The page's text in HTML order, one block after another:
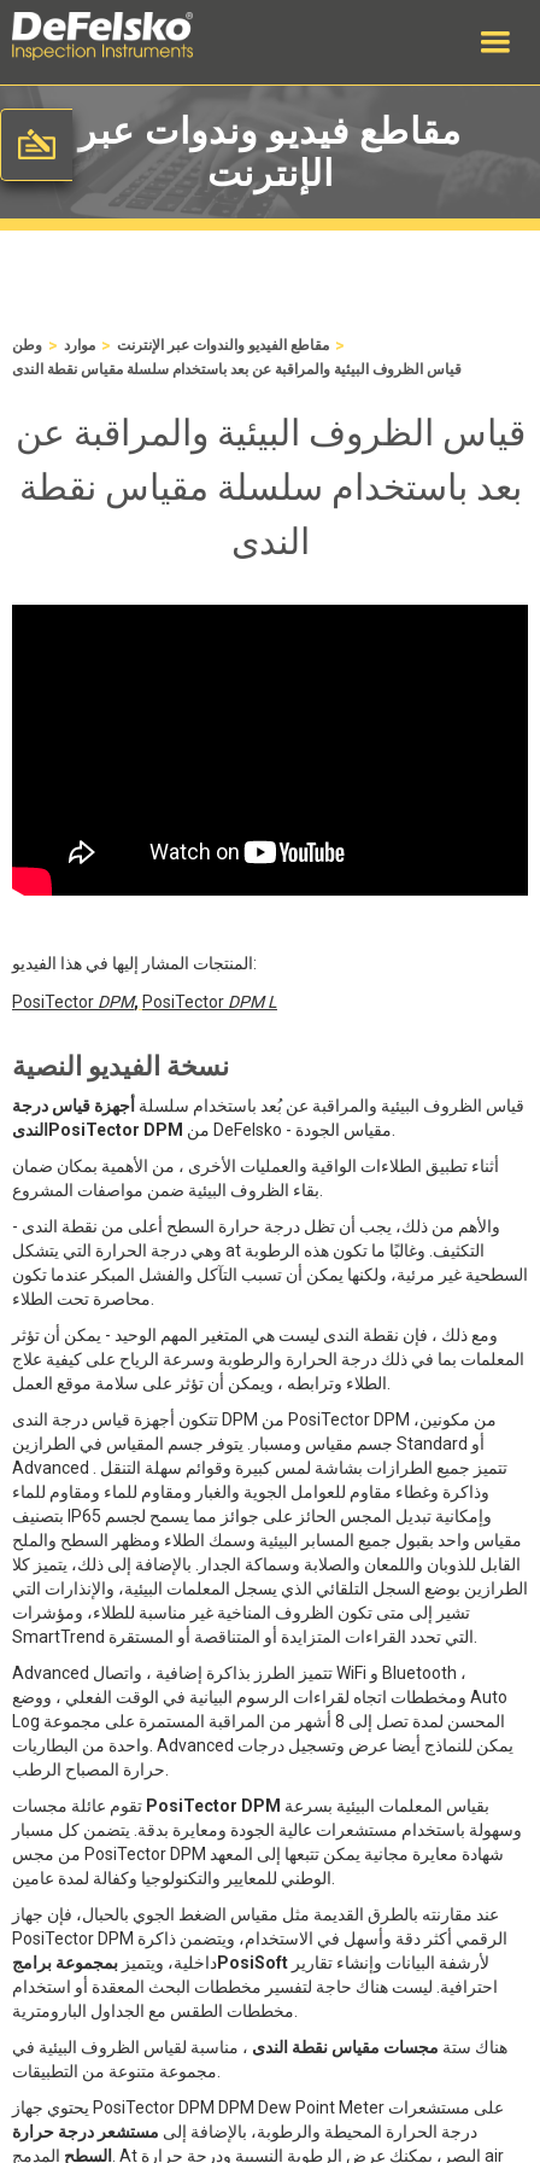
مقاطع فيديو وندوات عبر
الإنترنت
وطن > موارد > مقاطع الفيديو والندوات عبر الإنترنت >
قياس الظروف البيئية والمراقبة عن بعد باستخدام سلسلة مقياس نقطة الندى
قياس الظروف البيئية والمراقبة عن
بعد باستخدام سلسلة مقياس نقطة
الندى
المنتجات المشار إليها في هذا الفيديو:
PosiTector DPM, PosiTector DPM L
نسخة الفيديو النصية
قياس الظروف البيئية والمراقبة عن بُعد باستخدام سلسلة أجهزة قياس درجة
الندىPosiTector DPM
أثناء تطبيق الطلاءات الواقية والعمليات الأخرى ، من الأهمية بمكان ضمان
والأهم من ذلك، يجب أن تظل درجة حرارة السطح أعلى من نقطة الندى -
وهي درجة الحرارة التي يتشكل at التكثيف. وغالبًا ما تكون هذه الرطوبة
السطحية غير مرئية، ولكنها يمكن أن تسبب التآكل والفشل المبكر عندما تكون
ومع ذلك ، فإن نقطة الندى ليست هي المتغير المهم الوحيد - يمكن أن تؤثر
المعلمات بما في ذلك درجة الحرارة والرطوبة وسرعة الرياح على كيفية علاج
تتكون أجهزة قياس درجة الندى DPM من PosiTector DPM من مكونين،
جسم مقياس ومسبار. يتوفر جسم المقياس في الطرازين Standard أو
Advanced . تتميز جميع الطرازات بشاشة لمس كبيرة وقوائم سهلة التنقل
وذاكرة وغطاء مقاوم للعوامل الجوية والغبار ومقاوم للماء ومقاوم للماء
بتصنيف IP65 وإمكانية تبديل المجس الحائز على جوائز مما يسمح لجسم
مقياس واحد بقبول جميع المسابر البيئية وسمك الطلاء ومظهر السطح والملح
القابل للذوبان واللمعان والصلابة وسماكة الجدار. بالإضافة إلى ذلك، يتميز كلا
الطرازين بوضع السجل التلقائي الذي يسجل المعلمات البيئية، والإنذارات التي
تشير إلى متى تكون الظروف المناخية غير مناسبة للطلاء، ومؤشرات
Advanced تتميز الطرز بذاكرة إضافية ، واتصال WiFi و Bluetooth ،
ومخططات اتجاه لقراءات الرسوم البيانية في الوقت الفعلي ، ووضع Auto
Log المحسن لمدة تصل إلى 8 أشهر من المراقبة المستمرة على مجموعة
واحدة من البطاريات. Advanced يمكن للنماذج أيضا عرض وتسجيل درجات
PosiTector DPM
وسهولة باستخدام مستشعرات عالية الجودة ومعايرة بدقة. يتضمن كل مسبار
من مجس PosiTector DPM شهادة معايرة مجانية يمكن تتبعها إلى المعهد
عند مقارنته بالطرق القديمة مثل مقياس الضغط الجوي بالحبال، فإن جهاز
PosiTector DPM الرقمي أكثر دقة وأسهل في الاستخدام، ويتضمن ذاكرة
داخلية، ويتميزبمجموعة برامجPosiSoft لأرشفة البيانات وإنشاء تقارير
احترافية. ليست هناك حاجة لتفسير مخططات البحث المعقدة أو استخدام
هناك ستة مجسات مقياس نقطة الندى ، مناسبة لقياس الظروف البيئية في
يحتوي جهاز PosiTector DPM DPM Dew Point Meter على مستشعرات
درجة الحرارة المحيطة والرطوبة، بالإضافة إلى مستشعر درجة حرارة
السطح المدمج. At البصر، يمكنك عرض الرطوبة النسبية ودرجة حرارة air